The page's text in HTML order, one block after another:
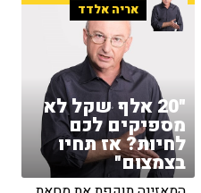
אריה אלדד
"20 אלף שקל לא
מספיקים לכם
לחיות? אז תחיו
בצמצום"